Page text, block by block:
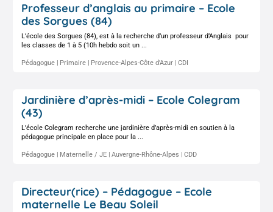
Professeur d’anglais au primaire – Ecole
des Sorgues (84)
L’école des Sorgues (84), est à la recherche d’un professeur d’Anglais pour
les classes de 1 à 5 (10h hebdo soit un ...
Pédagogue Primaire Provence-Alpes-Côte d'Azur CDI
Jardinière d’après-midi – Ecole Colegram
(43)
L’école Colegram recherche une jardinière d’après-midi en soutien à la
pédagogue principale en place pour la ...
Pédagogue Maternelle / JE Auvergne-Rhône-Alpes CDD
Directeur(rice) – Pédagogue – Ecole
maternelle Le Beau Soleil